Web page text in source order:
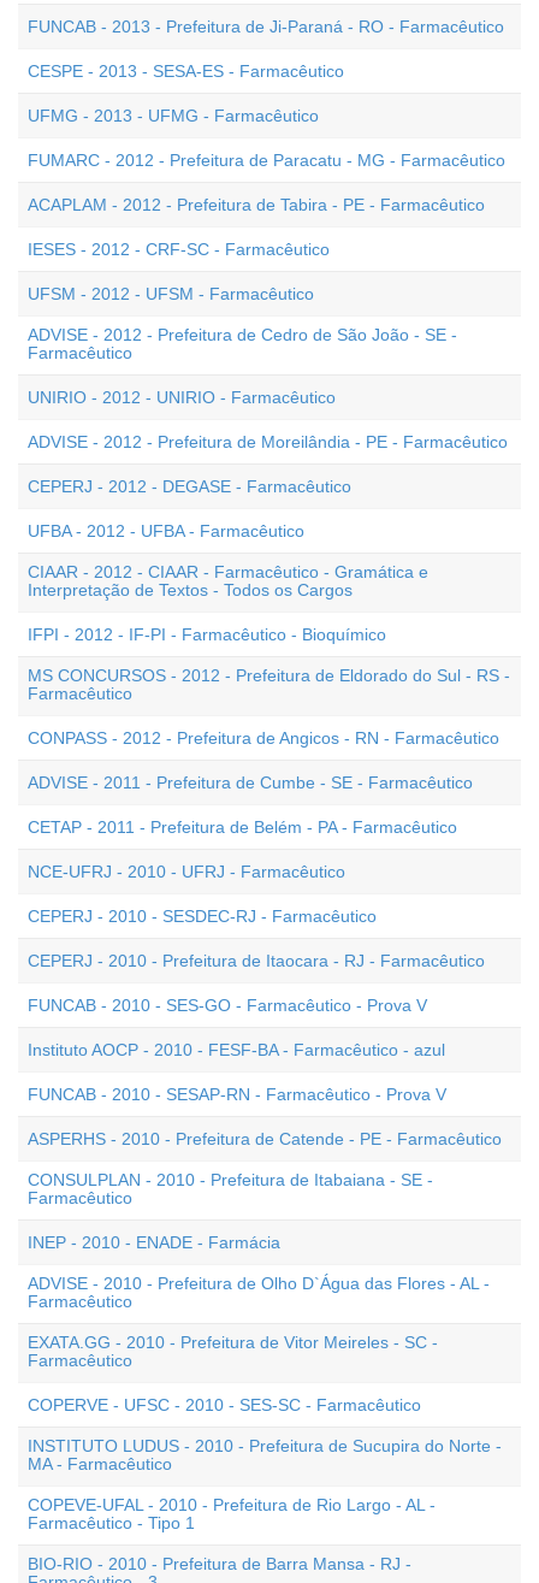
FUNCAB - 2013 - Prefeitura de Ji-Paraná - RO - Farmacêutico
CESPE - 2013 - SESA-ES - Farmacêutico
UFMG - 2013 - UFMG - Farmacêutico
FUMARC - 2012 - Prefeitura de Paracatu - MG - Farmacêutico
ACAPLAM - 2012 - Prefeitura de Tabira - PE - Farmacêutico
IESES - 2012 - CRF-SC - Farmacêutico
UFSM - 2012 - UFSM - Farmacêutico
ADVISE - 2012 - Prefeitura de Cedro de São João - SE -
Farmacêutico
UNIRIO - 2012 - UNIRIO - Farmacêutico
ADVISE - 2012 - Prefeitura de Moreilândia - PE - Farmacêutico
CEPERJ - 2012 - DEGASE - Farmacêutico
UFBA - 2012 - UFBA - Farmacêutico
CIAAR - 2012 - CIAAR - Farmacêutico - Gramática e
Interpretação de Textos - Todos os Cargos
IFPI - 2012 - IF-PI - Farmacêutico - Bioquímico
MS CONCURSOS - 2012 - Prefeitura de Eldorado do Sul - RS -
Farmacêutico
CONPASS - 2012 - Prefeitura de Angicos - RN - Farmacêutico
ADVISE - 2011 - Prefeitura de Cumbe - SE - Farmacêutico
CETAP - 2011 - Prefeitura de Belém - PA - Farmacêutico
NCE-UFRJ - 2010 - UFRJ - Farmacêutico
CEPERJ - 2010 - SESDEC-RJ - Farmacêutico
CEPERJ - 2010 - Prefeitura de Itaocara - RJ - Farmacêutico
FUNCAB - 2010 - SES-GO - Farmacêutico - Prova V
Instituto AOCP - 2010 - FESF-BA - Farmacêutico - azul
FUNCAB - 2010 - SESAP-RN - Farmacêutico - Prova V
ASPERHS - 2010 - Prefeitura de Catende - PE - Farmacêutico
CONSULPLAN - 2010 - Prefeitura de Itabaiana - SE -
Farmacêutico
INEP - 2010 - ENADE - Farmácia
ADVISE - 2010 - Prefeitura de Olho D`Água das Flores - AL -
Farmacêutico
EXATA.GG - 2010 - Prefeitura de Vitor Meireles - SC -
Farmacêutico
COPERVE - UFSC - 2010 - SES-SC - Farmacêutico
INSTITUTO LUDUS - 2010 - Prefeitura de Sucupira do Norte -
MA - Farmacêutico
COPEVE-UFAL - 2010 - Prefeitura de Rio Largo - AL -
Farmacêutico - Tipo 1
BIO-RIO - 2010 - Prefeitura de Barra Mansa - RJ -